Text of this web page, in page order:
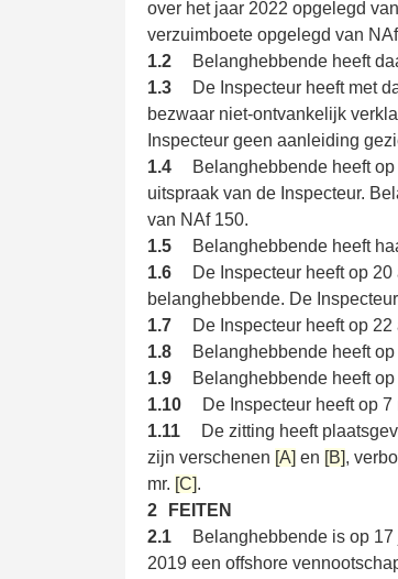
over het jaar 2022 opgelegd
verzuimboete opgelegd van
1.2
Belanghebbende heeft
1.3
De Inspecteur heeft met
bezwaar niet-ontvankelijk
Inspecteur geen aanleiding
1.4
Belanghebbende heeft
uitspraak van de Inspecteur.
van NAf 150.
1.5
Belanghebbende heeft
1.6
De Inspecteur heeft op
belanghebbende. De
1.7
De Inspecteur heeft op
1.8
Belanghebbende heeft
1.9
Belanghebbende heeft
1.10
De Inspecteur heeft op
1.11
De zitting heeft
zijn verschenen [A] en [B],
mr. [C].
2
FEITEN
2.1
Belanghebbende is op
2019 een offshore